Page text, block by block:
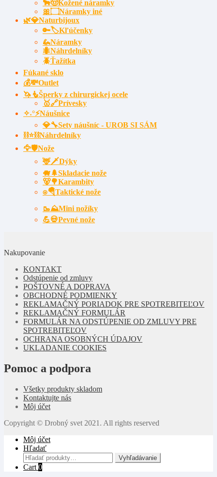
🐂🤠Kožené náramky
🎀۝Náramky iné
🌿💎Naturbijoux
🔑🏷️Kľúčenky
🦗Náramky
🐜Náhrdelníky
🪲Ťažítka
Fúkané sklo
💰💸Outlet
🦄🧜Šperky z chirurgickej ocele
🥇🔗Prívesky
✧˖°⚡Náušnice
💎🔧Sety náušníc - UROB SI SÁM
⛓⭐⛓️Náhrdelníky
🦅🛡️Nože
🦌🗡Dýky
🐗🌲Skladacie nože
🐻🌳Karambity
⍟🪂Taktické nože
🥾⛰️Mini nožíky
💪💀Pevné nože
Nakupovanie
KONTAKT
Odstúpenie od zmluvy
POŠTOVNÉ A DOPRAVA
OBCHODNÉ PODMIENKY
REKLAMAČNÝ PORIADOK PRE SPOTREBITEĽOV
REKLAMAČNÝ FORMULÁR
FORMULÁR NA ODSTÚPENIE OD ZMLUVY PRE
SPOTREBITEĽOV
OCHRANA OSOBNÝCH ÚDAJOV
UKLADANIE COOKIES
Pomoc a podpora
Všetky produkty skladom
Kontaktujte nás
Môj účet
Copyright © Drobný svet 2021. All rights reserved
Môj účet
Hľadať
Hľadať:
Vyhľadávanie
Cart 0